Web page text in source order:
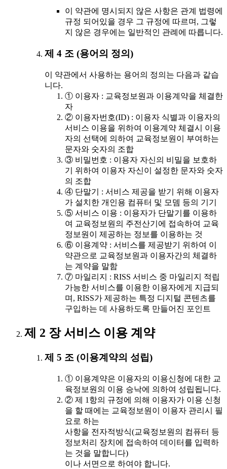
이 약관에 명시되지 않은 사항은 관계 법령에
규정 되어있을 경우 그 규정에 따르며, 그렇
지 않은 경우에는 일반적인 관례에 따릅니다.
제 4 조 (용어의 정의)
이 약관에서 사용하는 용어의 정의는 다음과 같습
니다.
① 이용자 : 교육정보원과 이용계약을 체결한
자
② 이용자번호(ID) : 이용자 식별과 이용자의
서비스 이용을 위하여 이용계약 체결시 이용
자의 선택에 의하여 교육정보원이 부여하는
문자와 숫자의 조합
③ 비밀번호 : 이용자 자신의 비밀을 보호하
기 위하여 이용자 자신이 설정한 문자와 숫자
의 조합
④ 단말기 : 서비스 제공을 받기 위해 이용자
가 설치한 개인용 컴퓨터 및 모뎀 등의 기기
⑤ 서비스 이용 : 이용자가 단말기를 이용하
여 교육정보원의 주전산기에 접속하여 교육
정보원이 제공하는 정보를 이용하는 것
⑥ 이용계약 : 서비스를 제공받기 위하여 이
약관으로 교육정보원과 이용자간의 체결하
는 계약을 말함
⑦ 마일리지 : RISS 서비스 중 마일리지 적립
가능한 서비스를 이용한 이용자에게 지급되
며, RISS가 제공하는 특정 디지털 콘텐츠를
구입하는 데 사용하도록 만들어진 포인트
제 2 장 서비스 이용 계약
제 5 조 (이용계약의 성립)
① 이용계약은 이용자의 이용신청에 대한 교
육정보원의 이용 승낙에 의하여 성립됩니다.
② 제 1항의 규정에 의해 이용자가 이용 신청
을 할 때에는 교육정보원이 이용자 관리시 필
요로 하는
사항을 전자적방식(교육정보원의 컴퓨터 등
정보처리 장치에 접속하여 데이터를 입력하
는 것을 말합니다)
이나 서면으로 하여야 합니다.